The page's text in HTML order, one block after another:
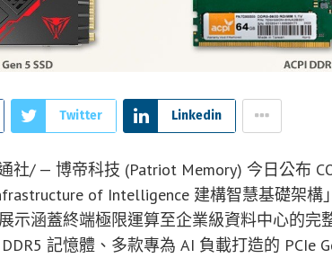
Twitter Linkedin
社/ — 博帝科技 (Patriot Memory) 今日公布
of Intelligence 建構智慧基礎架構
示涵蓋終端極限運算至企業級資料中心的完
記憶體、多款專為 AI 負載打造的 PCIe